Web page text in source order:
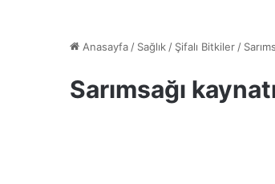
Anasayfa / Sağlık / Şifalı Bitkiler /
Sarımsağı